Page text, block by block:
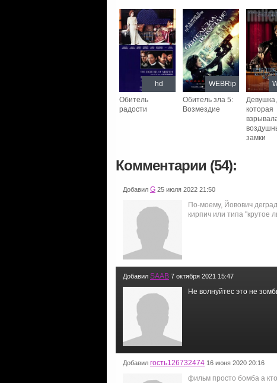
Обитель
радости
hd
Обитель зла 5:
Возмездие
WEBRip
Девушка,
которая
замки
Комментарии (54):
Добавил G 25 июля 2022 21:50
По-моему, Йовович
кирпич или типа "крутое
Добавил SAAB 7 октября 2021 15:47
Не волнуйтес это не
Добавил гость126732474 16 июня 2020 20:16
фильм просто бомба а